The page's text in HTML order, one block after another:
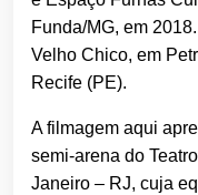
Funda/MG, em
Velho Chico, em
Recife (PE).
A filmagem aqui
semi-arena do
Janeiro – RJ, cuja